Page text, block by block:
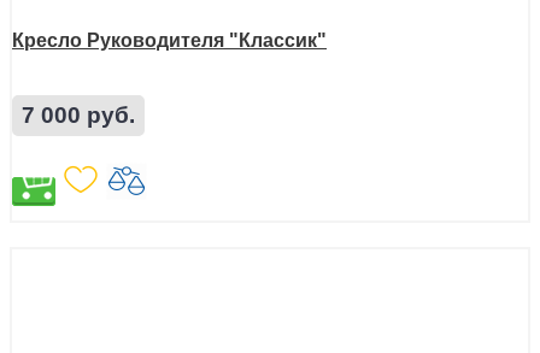
Кресло Руководителя "Классик"
7 000 руб.